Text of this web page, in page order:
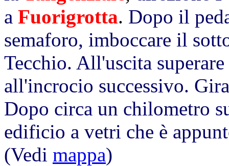
a Fuorigrotta. Dopo il
semaforo, imboccare il
Tecchio. All'uscita
all'incrocio successivo.
Dopo circa un chilometro
edificio a vetri che è
(Vedi mappa)